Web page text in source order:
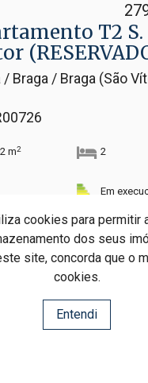
cookies para permitir
dos seus
site, concorda que o
cookies.
Entendi
T2 S.​
/ Braga / Braga (São
m2 2
Em